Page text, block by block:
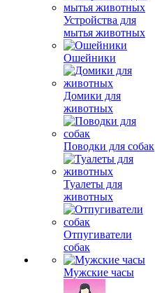
Устройства для
мытья животных
Ошейники
Домики для
животных
Поводки для собак
Туалеты для
животных
Отпугиватели
собак
Мужские часы